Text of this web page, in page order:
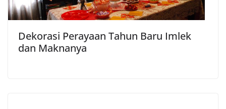
Dekorasi Perayaan Tahun Baru Imlek
dan Maknanya